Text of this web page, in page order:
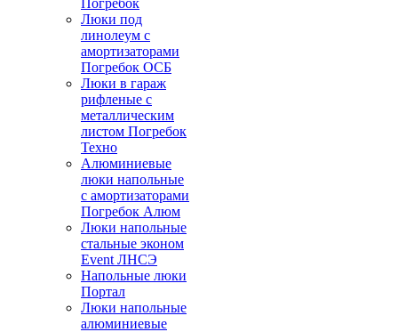
Погребок
Люки под
линолеум с
амортизаторами
Погребок ОСБ
Люки в гараж
рифленые с
металлическим
листом Погребок
Техно
Алюминиевые
люки напольные
с амортизаторами
Погребок Алюм
Люки напольные
стальные эконом
Event ЛНСЭ
Напольные люки
Портал
Люки напольные
алюминиевые